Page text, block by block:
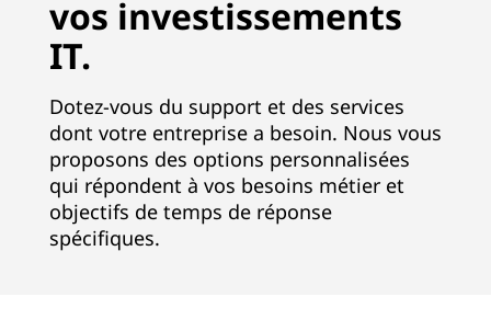
vos investissements
IT.
Dotez-vous du support et des services
dont votre entreprise a besoin. Nous vous
proposons des options personnalisées
qui répondent à vos besoins métier et
objectifs de temps de réponse
spécifiques.